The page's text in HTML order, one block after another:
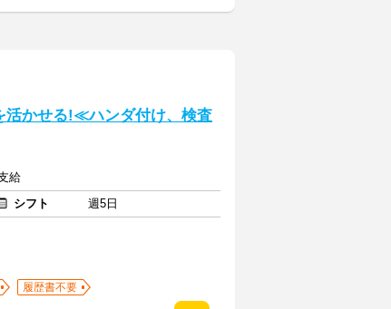
活かせる!≪ハンダ付け、検査
給
シフト
週5日
履歴書不要